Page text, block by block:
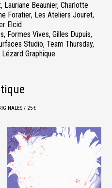
Lauriane Beaunier, Charlotte
Foratier, Les Ateliers Jouret,
Elcid
Formes Vives, Gilles Dupuis,
Studio, Team Thursday,
Graphique
/ 25 €